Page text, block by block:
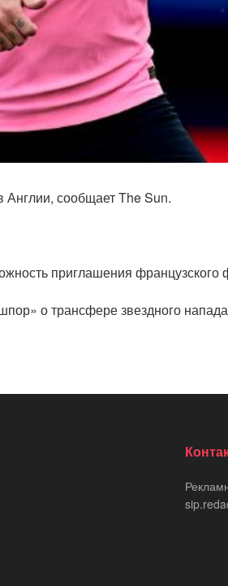
сообщает The Sun.
приглашения
о трансфере звездного